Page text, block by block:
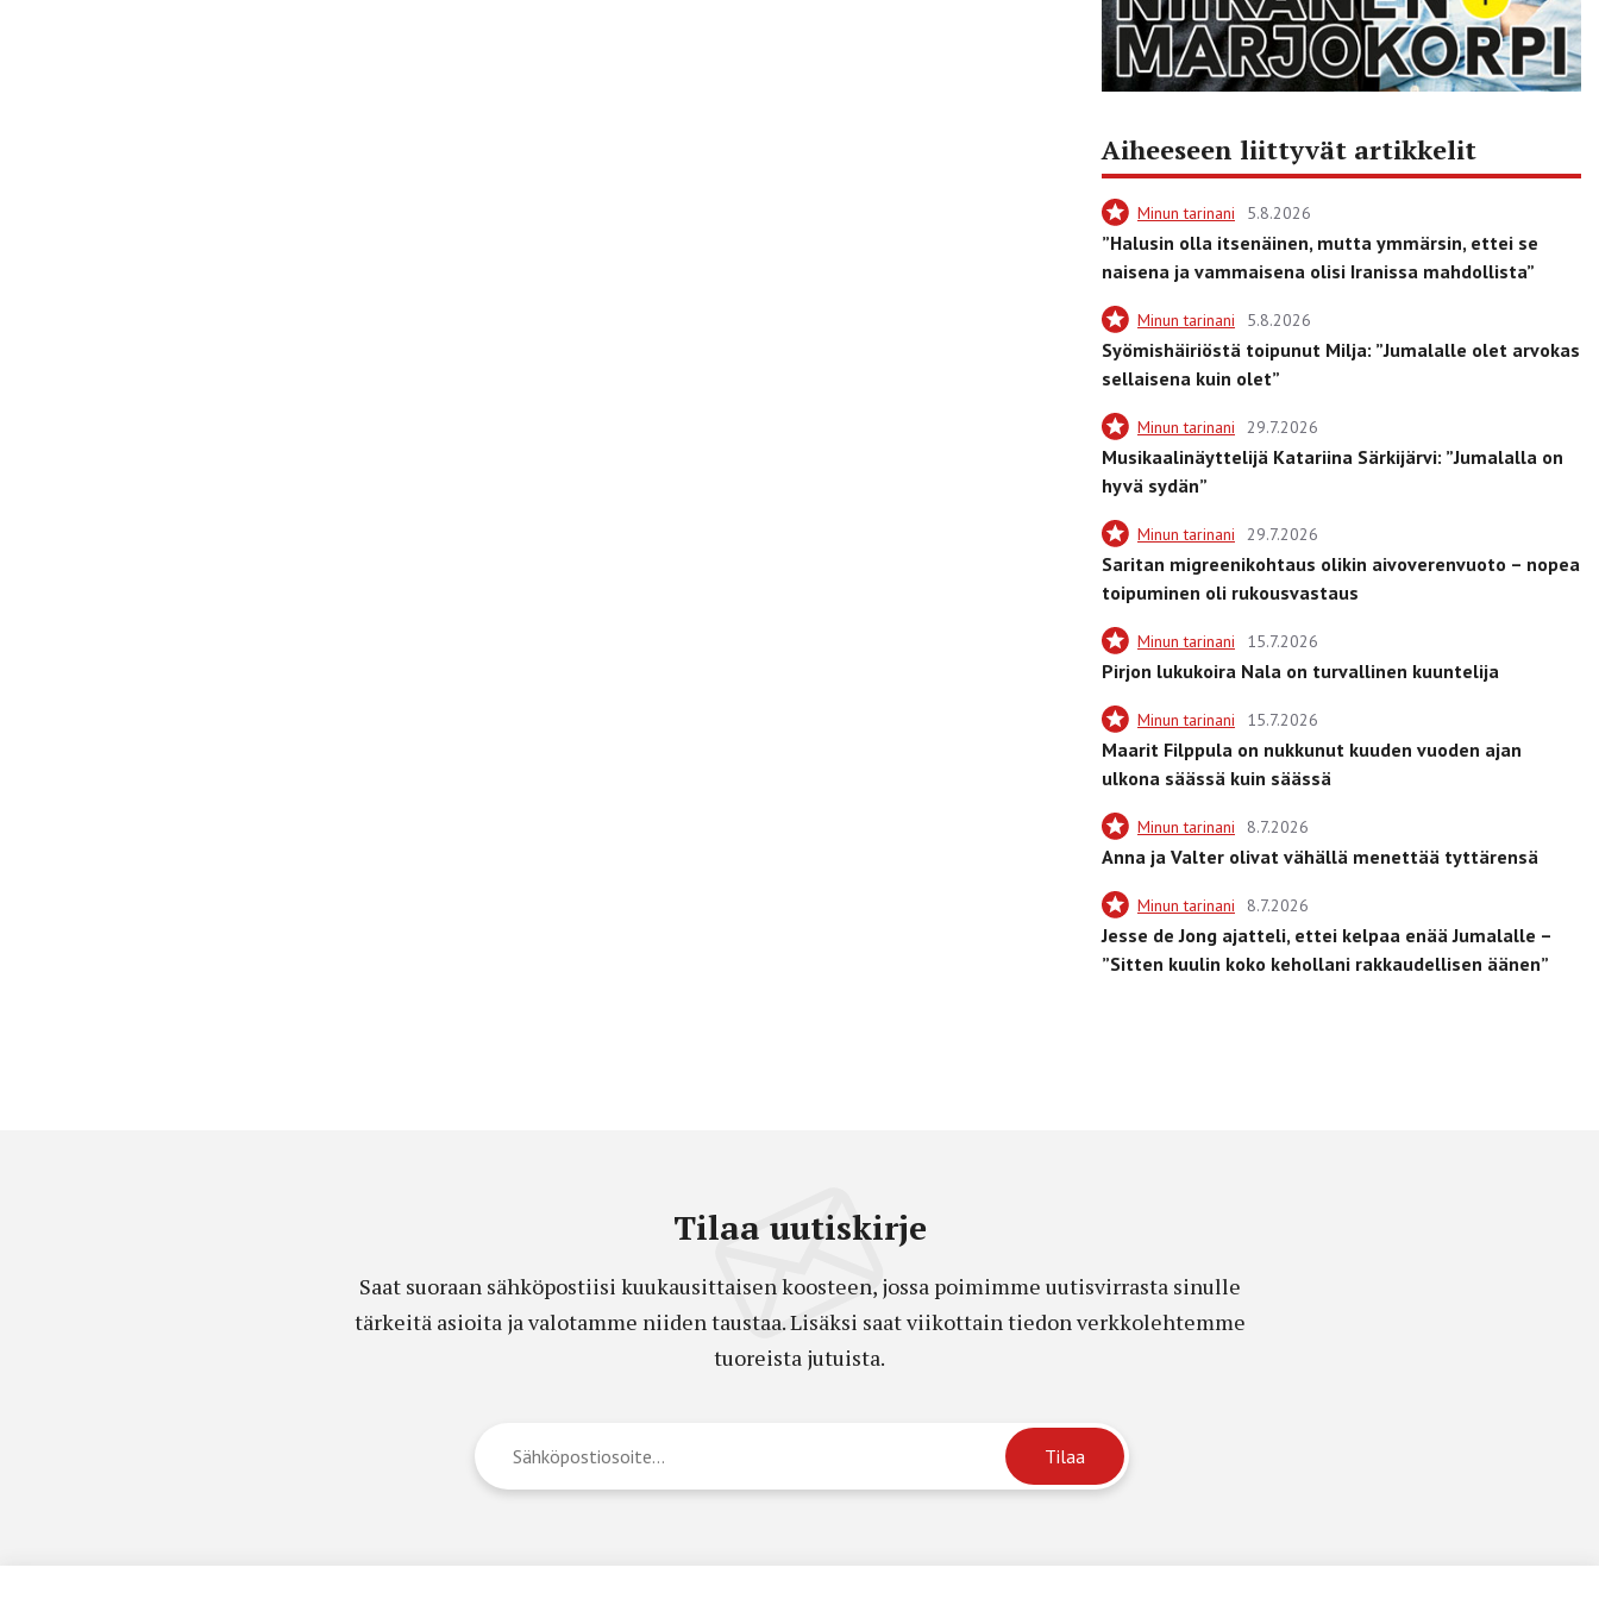
Aiheeseen liittyvät artikkelit
Minun tarinani 5.8.2026
”Halusin olla itsenäinen, mutta ymmärsin, ettei se
naisena ja vammaisena olisi Iranissa mahdollista”
Minun tarinani 5.8.2026
Syömishäiriöstä toipunut Milja: ”Jumalalle olet arvokas
sellaisena kuin olet”
Minun tarinani 29.7.2026
Musikaalinäyttelijä Katariina Särkijärvi: ”Jumalalla on
hyvä sydän”
Minun tarinani 29.7.2026
Saritan migreenikohtaus olikin aivoverenvuoto – nopea
toipuminen oli rukousvastaus
Minun tarinani 15.7.2026
Pirjon lukukoira Nala on turvallinen kuuntelija
Minun tarinani 15.7.2026
Maarit Filppula on nukkunut kuuden vuoden ajan
ulkona säässä kuin säässä
Minun tarinani 8.7.2026
Anna ja Valter olivat vähällä menettää tyttärensä
Minun tarinani 8.7.2026
Jesse de Jong ajatteli, ettei kelpaa enää Jumalalle –
”Sitten kuulin koko kehollani rakkaudellisen äänen”
Tilaa uutiskirje
Saat suoraan sähköpostiisi kuukausittaisen koosteen, jossa poimimme uutisvirrasta sinulle
tärkeitä asioita ja valotamme niiden taustaa. Lisäksi saat viikottain tiedon verkkolehtemme
tuoreista jutuista.